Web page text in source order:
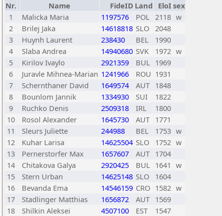
Nr. Name FideID Land EloIsex
1
Malicka Maria 1197576 POL 2118 w
2
Brilej Jaka 14618818 SLO 2048
3
Huynh Laurent 238430 BEL
1990
4
Slaba Andrea 14940680 SVK 1972 w
5
Kirilov Ivaylo 2921359 BUL 1969
6
Juravle Mihnea-Marian 1241966 ROU 1931
7
Schernthaner David 1649574 AUT 1848
8
Bounlom Jannik 1334930 SUI
1822
9
Ruchko Denis 2509318 IRL
1800
10
Rosol Alexander 1645730 AUT 1771
11
Sleurs Juliette 244988 BEL 1753 w
12
Kuhar Larisa 14625504 SLO 1752 w
13
Pernerstorfer Max 1657607 AUT 1704
14
Chitakova Galya 2920425 BUL 1641
w
15
Stern Urban 14625148 SLO
1604
16
Bevanda Ema 14546159 CRO 1582 w
17
Stadlinger Matthias 1656872 AUT 1569
18
Shilkin Aleksei 4507100 EST
1547